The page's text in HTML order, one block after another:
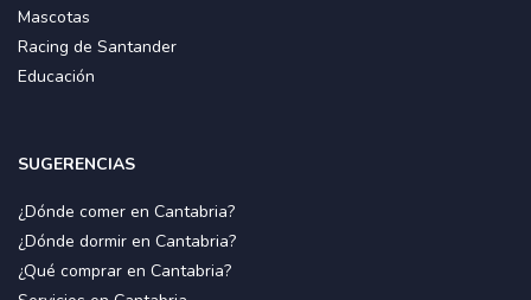
Mascotas
Racing de Santander
Educación
SUGERENCIAS
¿Dónde comer en Cantabria?
¿Dónde dormir en Cantabria?
¿Qué comprar en Cantabria?